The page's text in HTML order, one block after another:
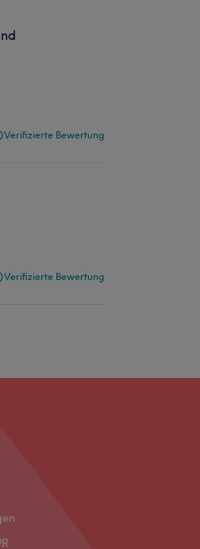
Verifizierte Bewertung
Verifizierte Bewertung